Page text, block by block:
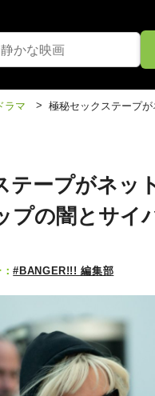
ラマ > 極秘セックステープ
テープがネッ
プの闇とサイ
：#BANGER!!! 編集部